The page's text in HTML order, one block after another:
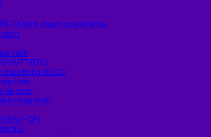
TX/Kinh doanh chuyển khẩu
nhập
cảnh
TT-BTC)
chứa trong đĩa CD
khẩu
hải quan
nhập khẩu
NĐ-CP)
thải